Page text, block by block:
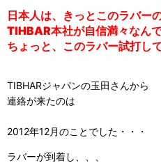
日本人は、きっとこのラバー
TIHBAR本社が自信満々なん
ちょっと、このラバー試打し
TIBHARジャパンの玉田さんから
連絡が来たのは
2012年12月のことでした・・・
ラバーが到着し、、、